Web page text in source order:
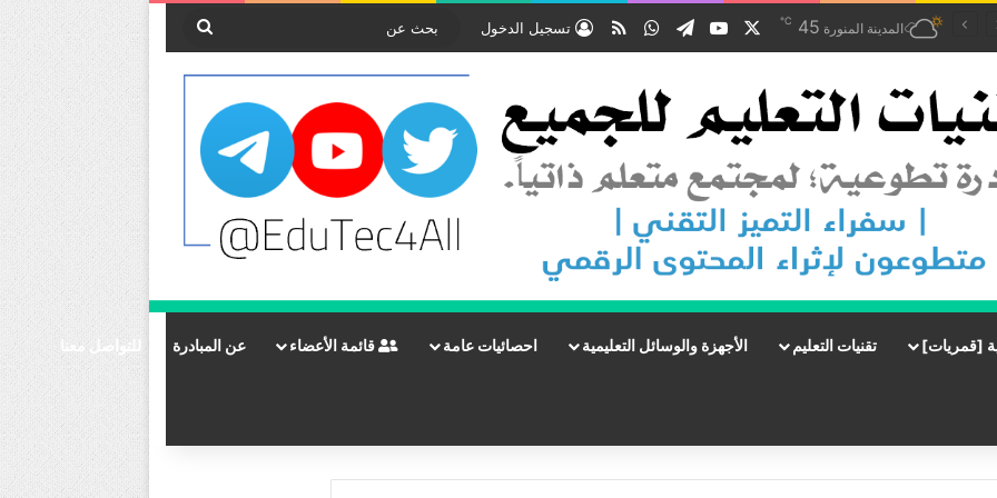
المدينة المنورة 45
℃
‫X
‫YouTube
تيلقرامواتسابملخص الموقع RSS
تسجيل الدخول
بحث
[قمريات] تقنيات التعليم الأجهزة والوسائل التعليمية احصائيات عامة قائمة الأعضاء عن المبادرة للتواصل معنا